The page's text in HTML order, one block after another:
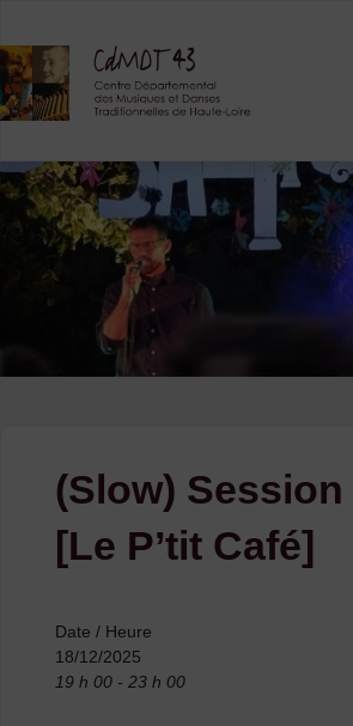
content
(Slow) Session
[Le P’tit Café]
Date / Heure
18/12/2025
19 h 00 - 23 h 00